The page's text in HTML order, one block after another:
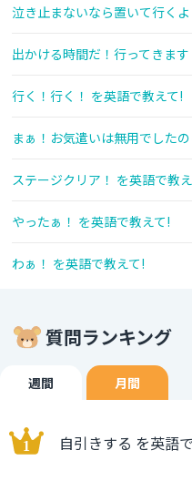
泣き止まないなら置いて行く
出かける時間だ！行ってきま
行く！行く！ を英語で教えて!
まぁ！お気遣いは無用でした
ステージクリア！ を英語で教
やったぁ！ を英語で教えて!
わぁ！ を英語で教えて!
質問ランキング
週間 月間
自引きする を英語